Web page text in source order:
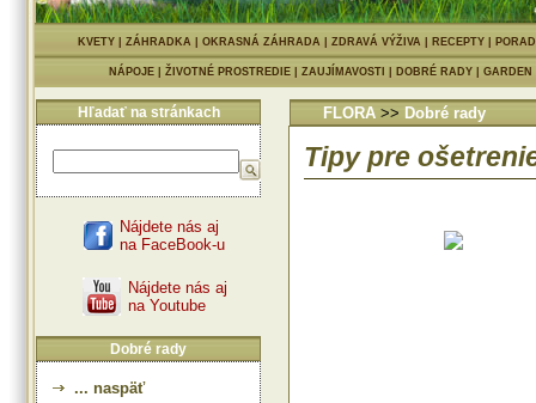
KVETY| ZÁHRADKA| OKRASNÁ ZÁHRADA| ZDRAVÁ VÝŽIVA| RECEPTY|
NÁPOJE ŽIVOTNÉ PROSTREDIE ZAUJÍMAVOSTI DOBRÉ RADY
Hľadať na stránkach
Nájdete nás aj
na FaceBook-u
Nájdete nás aj
na Youtube
Dobré rady
... naspäť
FLORA >> Dobré rady
Tipy pre